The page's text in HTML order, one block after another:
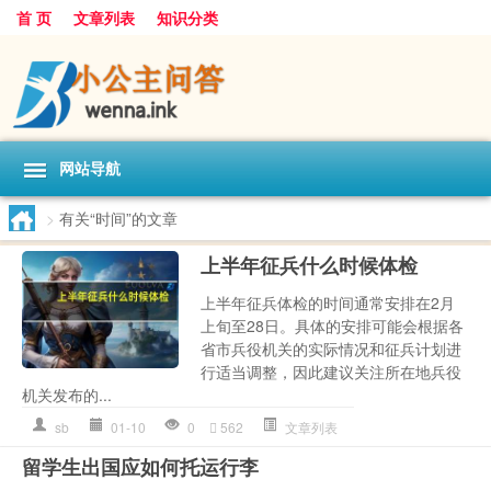
首 页 文章列表 知识分类
网站导航
> 有关“时间”的文章
上半年征兵什么时候体检
上半年征兵体检的时间通常安排在2月
上旬至28日。具体的安排可能会根据各
省市兵役机关的实际情况和征兵计划进
行适当调整，因此建议关注所在地兵役
机关发布的...
sb 01-10 0 562 文章列表
留学生出国应如何托运行李